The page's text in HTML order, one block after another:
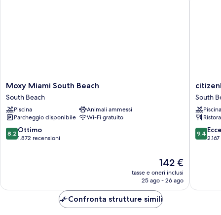
Moxy
Miami
South
Beach
South
Beach
Moxy Miami South Beach
South Beach
Piscina
Animali ammessi
Parcheggio disponibile
Wi-Fi gratuito
8.2
su
8,2 Ottimo
1.872 recensioni
Il
prezzo
attuale
142 €
142 €
tasse e oneri inclusi
25 ago - 26 ago
citizenM
Miami
South
Beach
South
Beach
South
Piscina
9.4
su
9,4
Confronta strutture simili